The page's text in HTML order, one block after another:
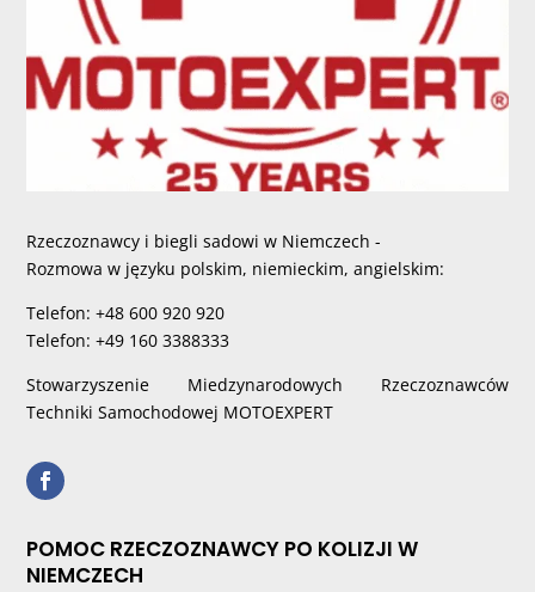
Rzeczoznawcy i biegli sadowi w Niemczech -
Rozmowa w języku polskim, niemieckim, angielskim:
Telefon: +48 600 920 920
Telefon: +49 160 3388333
Stowarzyszenie Miedzynarodowych Rzeczoznawców
Techniki Samochodowej MOTOEXPERT
POMOC RZECZOZNAWCY PO KOLIZJI W
NIEMCZECH